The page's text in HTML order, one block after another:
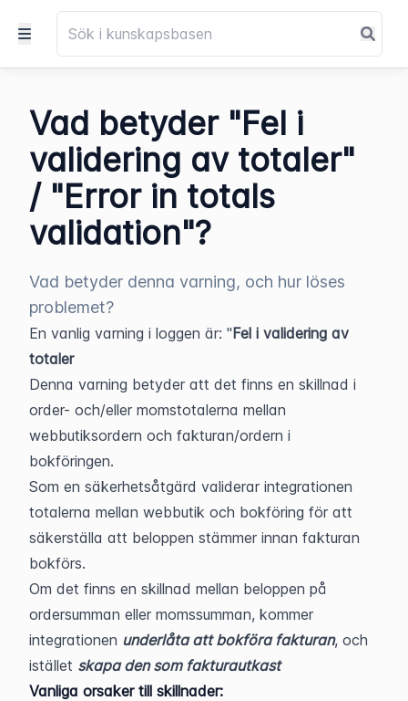
Vad betyder "Fel i
validering av totaler"
/ "Error in totals
validation"?
Vad betyder denna varning, och hur löses
problemet?
En vanlig varning i loggen är: "Fel i validering av
totaler
Denna varning betyder att det finns en skillnad i
order- och/eller momstotalerna mellan
webbutiksordern och fakturan/ordern i
bokföringen.
Som en säkerhetsåtgärd validerar integrationen
totalerna mellan webbutik och bokföring för att
säkerställa att beloppen stämmer innan fakturan
bokförs.
Om det finns en skillnad mellan beloppen på
ordersumman eller momssumman, kommer
integrationen underlåta att bokföra fakturan, och
istället skapa den som fakturautkast
Vanliga orsaker till skillnader: